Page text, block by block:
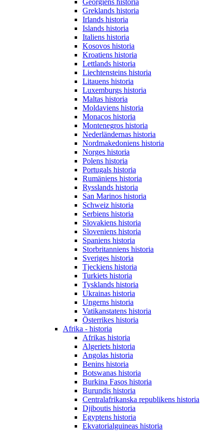
Greklands historia
Irlands historia
Islands historia
Italiens historia
Kosovos historia
Kroatiens historia
Lettlands historia
Liechtensteins historia
Litauens historia
Luxemburgs historia
Maltas historia
Moldaviens historia
Monacos historia
Montenegros historia
Nederländernas historia
Nordmakedoniens historia
Norges historia
Polens historia
Portugals historia
Rumäniens historia
Rysslands historia
San Marinos historia
Schweiz historia
Serbiens historia
Slovakiens historia
Sloveniens historia
Spaniens historia
Storbritanniens historia
Sveriges historia
Tjeckiens historia
Turkiets historia
Tysklands historia
Ukrainas historia
Ungerns historia
Vatikanstatens historia
Österrikes historia
Afrika - historia
Afrikas historia
Algeriets historia
Angolas historia
Benins historia
Botswanas historia
Burkina Fasos historia
Burundis historia
Centralafrikanska republikens historia
Djiboutis historia
Egyptens historia
Ekvatorialguineas historia